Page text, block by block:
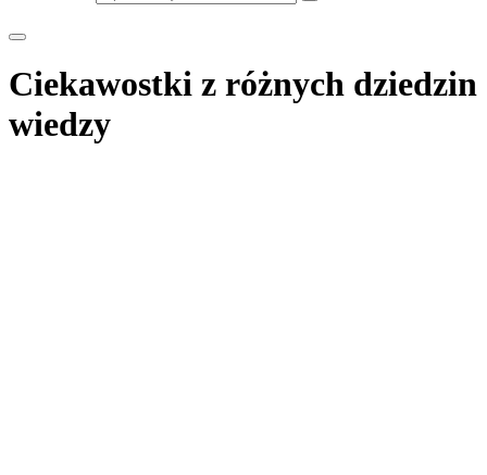
Ciekawostki z różnych dziedzin
wiedzy